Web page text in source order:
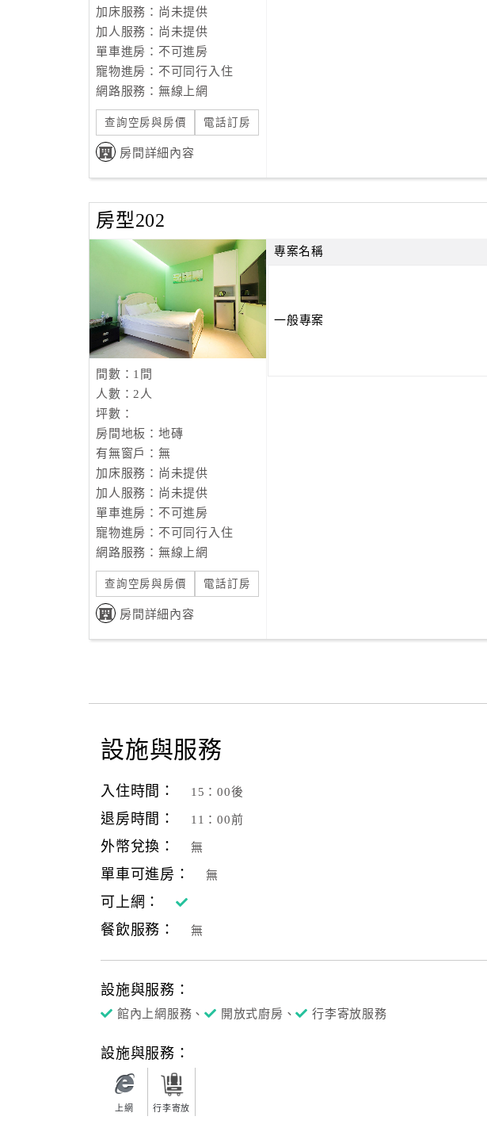
加床服務：尚未提供
加人服務：尚未提供
單車進房：不可進房
寵物進房：不可同行入住
網路服務：無線上網
查詢空房與房價 電話訂房
房間詳細內容
房型202
間數：1間
人數：2人
坪數：
房間地板：地磚
有無窗戶：無
加床服務：尚未提供
加人服務：尚未提供
單車進房：不可進房
寵物進房：不可同行入住
網路服務：無線上網
查詢空房與房價 電話訂房
房間詳細內容
專案名稱
一般專案
設施與服務
入住時間： 15：00後
退房時間： 11：00前
外幣兌換： 無
單車可進房： 無
可上網：
餐飲服務： 無
設施與服務：
館內上網服務、 開放式廚房、 行李寄放服務
設施與服務：
上網 行李寄放